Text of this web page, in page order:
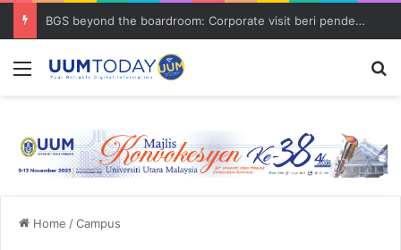
BGS beyond the boardroom: Corporate visit beri pendedahan dunia korporat kepada PELAJAR UUM
Menu
Home /Campus